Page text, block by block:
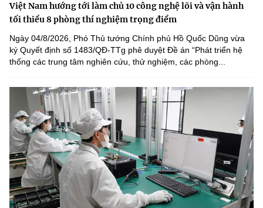
Việt Nam hướng tới làm chủ 10 công nghệ lõi và vận hành
tối thiểu 8 phòng thí nghiệm trọng điểm
Ngày 04/8/2026, Phó Thủ tướng Chính phủ Hồ Quốc Dũng vừa
ký Quyết định số 1483/QĐ-TTg phê duyệt Đề án “Phát triển hệ
thống các trung tâm nghiên cứu, thử nghiệm, các phòng...